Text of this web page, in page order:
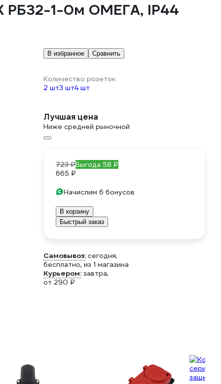
РБ32-1-0м ОМЕГА, IP44
В избранное Сравнить
Количество розеток
2 шт3 шт4 шт
Лучшая цена
Ниже средней рыночной
723 ₽Выгода 58 ₽
665 ₽
Начислим 6 бонусов
В корзину
Быстрый заказ
Самовывоз: сегодня,
бесплатно, из 1 магазина
Курьером: завтра,
от 290 ₽